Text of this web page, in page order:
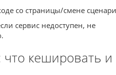
со страницы/смене
сервис недоступен, не
кешировать и